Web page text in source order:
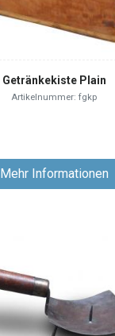
Getränkekiste Plain
Artikelnummer: fgkp
Mehr Informationen